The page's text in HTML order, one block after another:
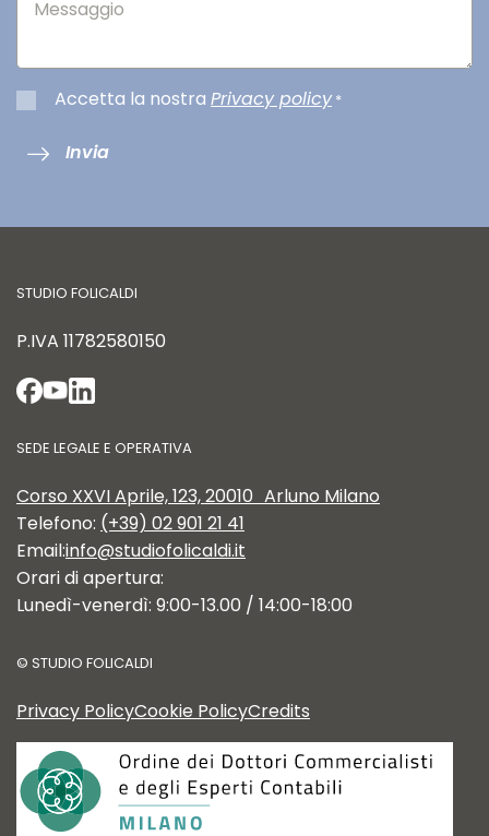
Accetta la nostra Privacy policy*
Invia
STUDIO FOLICALDI
P.IVA 11782580150
SEDE LEGALE E OPERATIVA
Corso XXVI Aprile, 123, 20010 Arluno Milano
Telefono: (+39) 02 901 21 41
Email:info@studiofolicaldi.it
Orari di apertura:
Lunedì-venerdì: 9:00-13.00 / 14:00-18:00
© STUDIO FOLICALDI
Privacy PolicyCookie PolicyCredits